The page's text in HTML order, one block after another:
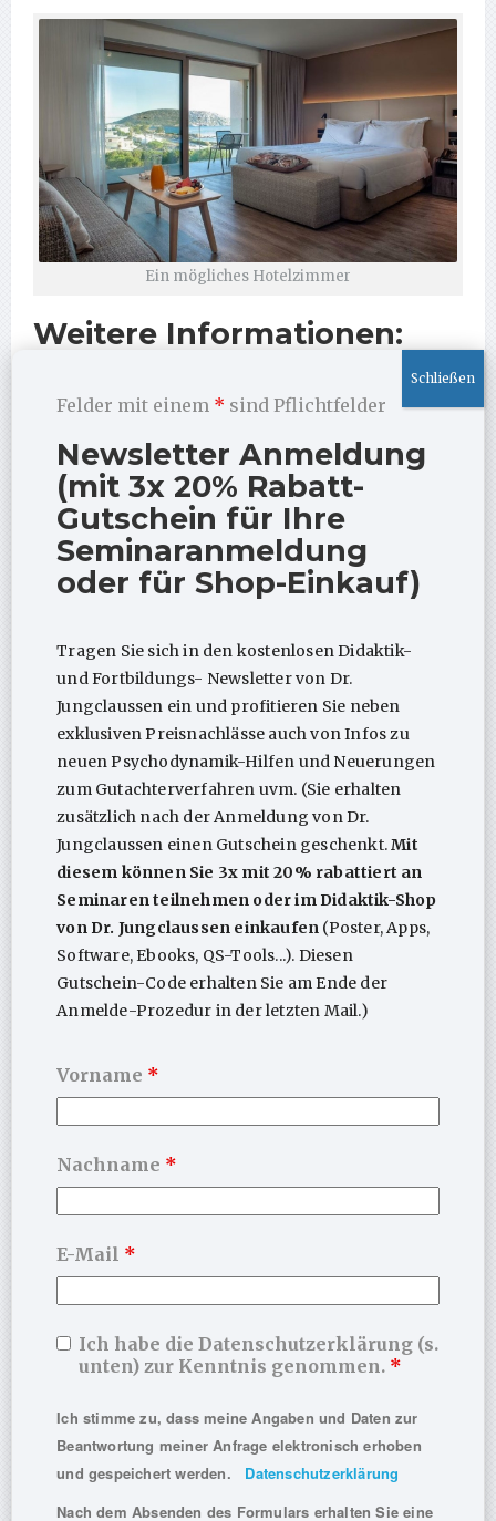
Ein mögliches Hotelzimmer
Weitere Informationen:
Fortbildung (bis zu über 60 Punkte möglich) in
Resortnahe Athen. Sie erhalten „das Beste“ aus der
psychodynamischen Praxis– und gleichzeitig die
Struktur, um IhreBerichte und Anträge
abzuschließen. Dr. Jungclaussen ist während der Tage
regelmäßig ansprechbar für Ihre konkreten Fragen
zu Patient*innenfällen – damit Sie nicht mit offenen
Formulierungennach Hause fahren. Dazu erhalten
Sie im Paket diePsychodynamik-App, die
psychogenetische Konflikttabelleund einen
Learning-Kurs– plus Meer, Pool, Wellness, Sauna,
Massage und Ausflugsziele von Kap Sounion bis
Athen.
Hotel:
Vincci Evereden Hotel, Beach Ressort, 4 Sterne
ca. 30 Min vom Athener Flughafen entfernt
Pool außen & innen
Spa, Wellness und Sauna-Bereich
Web:https://www.vinccievereden.com/de/
Videos:https://youtu.be/1OJHxw9qVdY?
si=IuAAAx74lxGoAVg6
Preise/Kosten
Ihre Highlights:
kompakte Fortbildungseinheiten + hoher
Fall-/Text-Sprechstunden: Berichte/Anträge in die
Zielgerade bringen
Inklusive: Psychodynamik-App + Konflikttabelle + E-
Resort-Atmosphäre: Pool, Wellness, Sauna, Massage
Felder mit einem * sind Pflichtfelder
Newsletter Anmeldung
(mit 3x 20% Rabatt-
Gutschein für Ihre
Seminaranmeldung
oder für Shop-Einkauf)
Tragen Sie sich in den kostenlosen Didaktik-
und Fortbildungs- Newsletter von Dr.
Jungclaussen ein und profitieren Sie neben
exklusiven Preisnachlässe auch von Infos zu
neuen Psychodynamik-Hilfen und Neuerungen
zum Gutachterverfahren uvm. (Sie erhalten
zusätzlich nach der Anmeldung von Dr.
Jungclaussen einen Gutschein geschenkt.Mit
diesem können Sie 3x mit 20% rabattiert an
Seminaren teilnehmen oder im Didaktik-Shop
von Dr. Jungclaussen einkaufen (Poster, Apps,
Software, Ebooks, QS-Tools...). Diesen
Gutschein-Code erhalten Sie am Ende der
Anmelde-Prozedur in der letzten Mail.)
Vorname *
Nachname *
E-Mail *
Ich habe die Datenschutzerklärung (s.
unten) zur Kenntnis genommen. *
Ich stimme zu, dass meine Angaben und Daten zur
Beantwortung meiner Anfrage elektronisch erhoben
und gespeichert werden.
Datenschutzerklärung
Nach dem Absenden des Formulars erhalten Sie eine